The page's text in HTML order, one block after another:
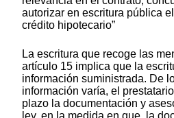
autorizar en escritura pública
crédito hipotecario”
La escritura que recoge las
artículo 15 implica que la
información suministrada. De
información varía, el
plazo la documentación y
ley, en la medida en que, la